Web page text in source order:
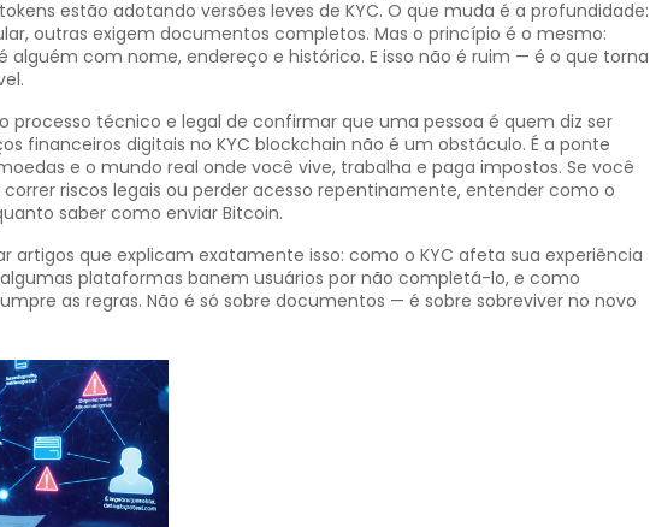
estão adotando versões leves de KYC. O que muda é a profundidade:
outras exigem documentos completos. Mas o princípio é o mesmo:
com nome, endereço e histórico. E isso não é ruim — é o que torna
o processo técnico e legal de confirmar que uma pessoa é quem diz ser
financeiros digitais no KYC blockchain não é um obstáculo. É a ponte
e o mundo real onde você vive, trabalha e paga impostos. Se você
riscos legais ou perder acesso repentinamente, entender como o
saber como enviar Bitcoin.
artigos que explicam exatamente isso: como o KYC afeta sua experiência
plataformas banem usuários por não completá-lo, e como
as regras. Não é só sobre documentos — é sobre sobreviver no novo